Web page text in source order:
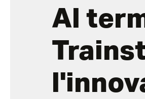
Al